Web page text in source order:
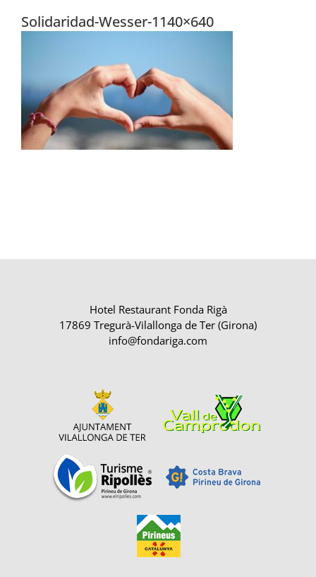
Solidaridad-Wesser-1140×640
Hotel Restaurant Fonda Rigà
17869 Tregurà-Vilallonga de Ter (Girona)
info@fondariga.com